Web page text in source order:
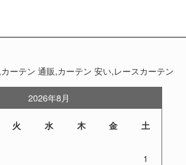
2026年8月
火 水 木 金 土
1